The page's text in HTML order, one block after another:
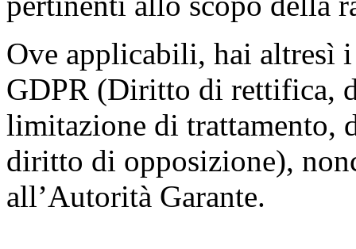
Ove applicabili, hai
GDPR (Diritto di rettifica,
limitazione di trattamento,
diritto di opposizione),
all’Autorità Garante.